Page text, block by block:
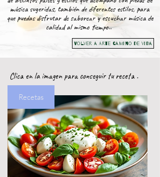
música sugeridas, también de diferentes estilos, para
que puedas disfrutar de saborear y escuchar música de
calidad al mismo tiempo..
Volver a Arte camino de vida
Clica en la imagen para conseguir tu receta .
Recetas